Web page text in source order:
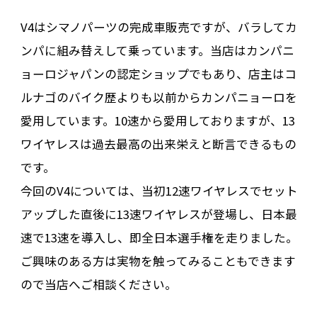
V4はシマノパーツの完成車販売ですが、バラしてカ
ンパに組み替えして乗っています。当店はカンパニ
ョーロジャパンの認定ショップでもあり、店主はコ
ルナゴのバイク歴よりも以前からカンパニョーロを
愛用しています。10速から愛用しておりますが、13
ワイヤレスは過去最高の出来栄えと断言できるもの
です。
今回のV4については、当初12速ワイヤレスでセット
アップした直後に13速ワイヤレスが登場し、日本最
速で13速を導入し、即全日本選手権を走りました。
ご興味のある方は実物を触ってみることもできます
ので当店へご相談ください。